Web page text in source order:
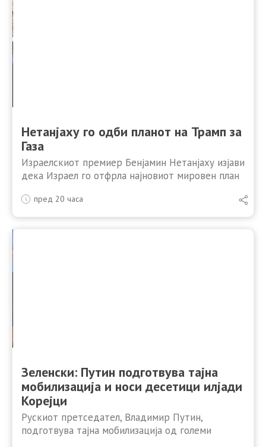
Нетанјаху го одби планoт на Трамп за
Газа
Израелскиот премиер Бенјамин Нетанјаху изјави
дека Израел го отфрла најновиот мировен план
разоружување на Хамас пред какво било
повлекување на израелските сили. …
пред 20 часа
Зеленски: Путин подготвува тајна
мобилизација и носи десетици илјади
Корејци
Рускиот претседател, Владимир Путин,
подготвува тајна мобилизација од големи